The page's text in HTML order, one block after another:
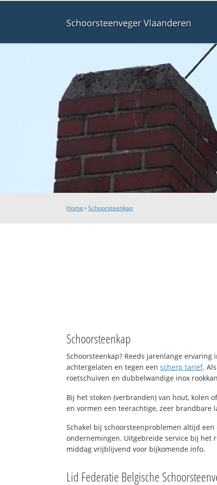
Schoorsteenveger Vlaanderen
Home ›Schoorsteenkap
Schoorsteenkap
Schoorsteenkap? Reeds jarenlange
achtergelaten en tegen eenscherp tarief.
roetschuiven en dubbelwandige inox
Bij het stoken (verbranden) van hout, kolen
en vormen een teerachtige, zeer brandbare
Schakel bij schoorsteenproblemen altijd
ondernemingen. Uitgebreide service bij het
middag vrijblijvend voor bijkomende info.
Lid Federatie Belgische